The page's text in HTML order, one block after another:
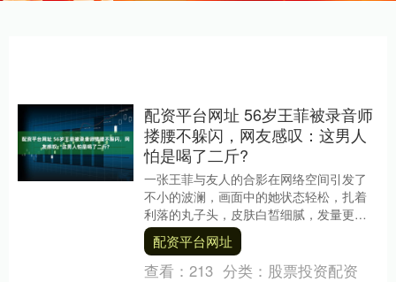
配资平台网址 56岁王菲被录音师
搂腰不躲闪，网友感叹：这男人
怕是喝了二斤?
一张王菲与友人的合影在网络空间引发了
不小的波澜，画面中的她状态轻松，扎着
利落的丸子头，皮肤白皙细腻，发量更是
充盈得令人羡慕。最让大家议论纷纷的，
是身旁那位男士竟....
配资平台网址
查看： 213 分类： 股票投资配资